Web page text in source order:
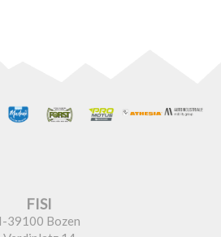
FISI
I-39100 Bozen